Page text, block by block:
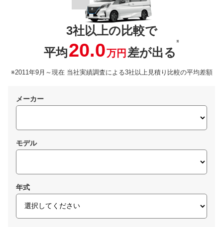
3社以上の比較で
平均20.0万円 差が出る
※
※2011年9月～現在 当社実績調査による3社以上見積り比較の平均差額
メーカー
モデル
年式